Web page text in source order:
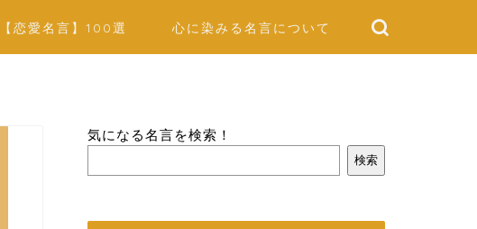
【恋愛名言】100選 心に染みる名言について
気になる名言を検索！
検索